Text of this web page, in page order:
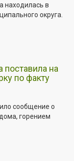
находилась в
округа.
поставила на
по факту
сообщение о
горением